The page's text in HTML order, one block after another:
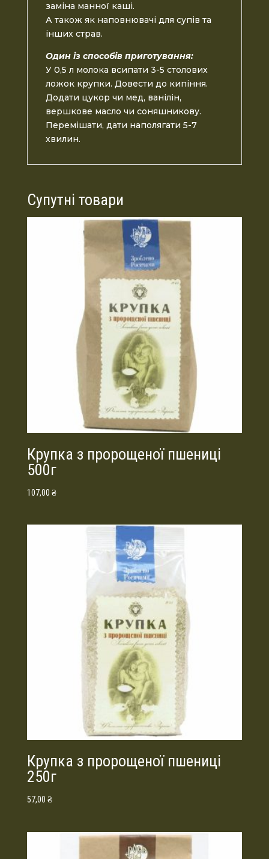
заміна манної каші.
А також як наповнювачі для супів та
інших страв.
Один із способів приготування:
У 0,5 л молока всипати 3-5 столових
ложок крупки. Довести до кипіння.
Додати цукор чи мед, ванілін,
вершкове масло чи соняшникову.
Перемішати, дати наполягати 5-7
хвилин.
Супутні товари
Крупка з пророщеної пшениці
500г
107,00 ₴
Крупка з пророщеної пшениці
250г
57,00 ₴